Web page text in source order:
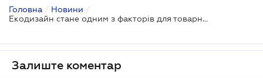
Головна / Новини /
Екодизайн стане одним з факторів для товарних ринків
Залиште коментар